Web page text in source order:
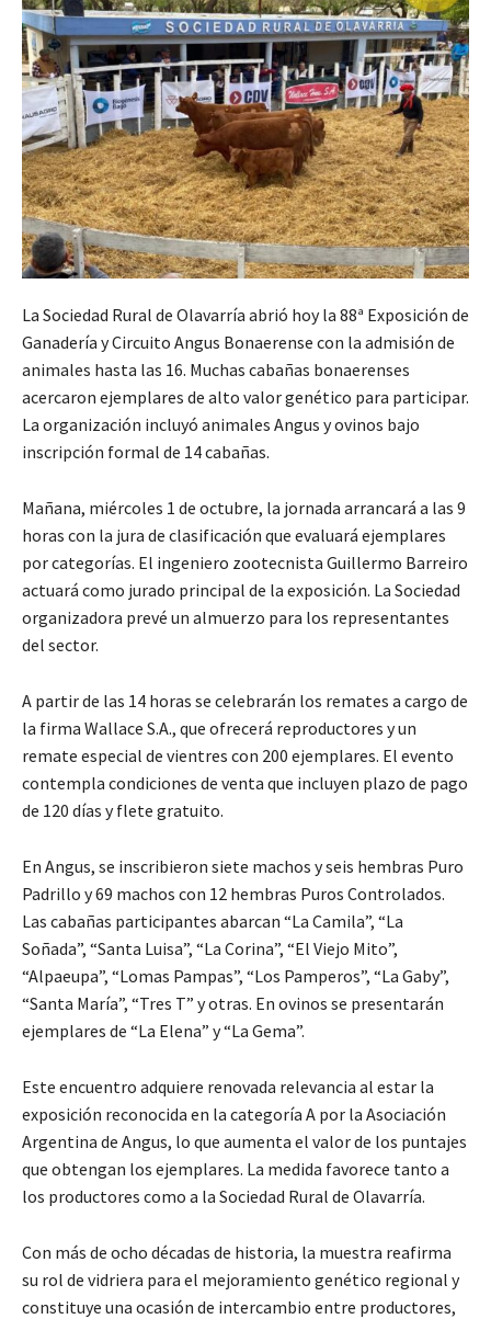
La Sociedad Rural de Olavarría abrió hoy la 88ª Exposición de
Ganadería y Circuito Angus Bonaerense con la admisión de
animales hasta las 16. Muchas cabañas bonaerenses
acercaron ejemplares de alto valor genético para participar.
La organización incluyó animales Angus y ovinos bajo
inscripción formal de 14 cabañas.
Mañana, miércoles 1 de octubre, la jornada arrancará a las 9
horas con la jura de clasificación que evaluará ejemplares
por categorías. El ingeniero zootecnista Guillermo Barreiro
actuará como jurado principal de la exposición. La Sociedad
organizadora prevé un almuerzo para los representantes
del sector.
A partir de las 14 horas se celebrarán los remates a cargo de
la firma Wallace S.A., que ofrecerá reproductores y un
remate especial de vientres con 200 ejemplares. El evento
contempla condiciones de venta que incluyen plazo de pago
de 120 días y flete gratuito.
En Angus, se inscribieron siete machos y seis hembras Puro
Padrillo y 69 machos con 12 hembras Puros Controlados.
Las cabañas participantes abarcan “La Camila”, “La
Soñada”, “Santa Luisa”, “La Corina”, “El Viejo Mito”,
“Alpaeupa”, “Lomas Pampas”, “Los Pamperos”, “La Gaby”,
“Santa María”, “Tres T” y otras. En ovinos se presentarán
ejemplares de “La Elena” y “La Gema”.
Este encuentro adquiere renovada relevancia al estar la
exposición reconocida en la categoría A por la Asociación
Argentina de Angus, lo que aumenta el valor de los puntajes
que obtengan los ejemplares. La medida favorece tanto a
los productores como a la Sociedad Rural de Olavarría.
Con más de ocho décadas de historia, la muestra reafirma
su rol de vidriera para el mejoramiento genético regional y
constituye una ocasión de intercambio entre productores,